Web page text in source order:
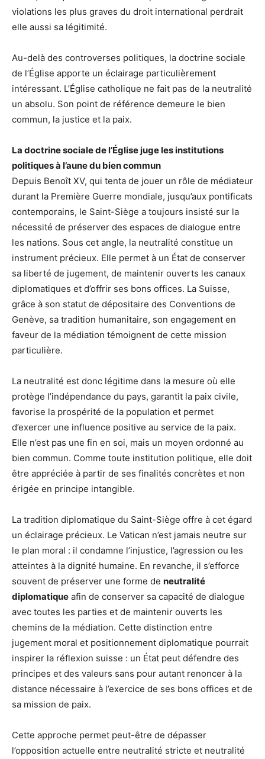
violations les plus graves du droit international perdrait
elle aussi sa légitimité.
Au-delà des controverses politiques, la doctrine sociale
de l’Église apporte un éclairage particulièrement
intéressant. L’Église catholique ne fait pas de la neutralité
un absolu. Son point de référence demeure le bien
commun, la justice et la paix.
La doctrine sociale de l’Église juge les institutions
politiques à l’aune du bien commun
Depuis Benoît XV, qui tenta de jouer un rôle de médiateur
durant la Première Guerre mondiale, jusqu’aux pontificats
contemporains, le Saint-Siège a toujours insisté sur la
nécessité de préserver des espaces de dialogue entre
les nations. Sous cet angle, la neutralité constitue un
instrument précieux. Elle permet à un État de conserver
sa liberté de jugement, de maintenir ouverts les canaux
diplomatiques et d’offrir ses bons offices. La Suisse,
grâce à son statut de dépositaire des Conventions de
Genève, sa tradition humanitaire, son engagement en
faveur de la médiation témoignent de cette mission
particulière.
La neutralité est donc légitime dans la mesure où elle
protège l’indépendance du pays, garantit la paix civile,
favorise la prospérité de la population et permet
d’exercer une influence positive au service de la paix.
Elle n’est pas une fin en soi, mais un moyen ordonné au
bien commun. Comme toute institution politique, elle doit
être appréciée à partir de ses finalités concrètes et non
érigée en principe intangible.
La tradition diplomatique du Saint-Siège offre à cet égard
un éclairage précieux. Le Vatican n’est jamais neutre sur
le plan moral : il condamne l’injustice, l’agression ou les
atteintes à la dignité humaine. En revanche, il s’efforce
souvent de préserver une forme de neutralité
diplomatique afin de conserver sa capacité de dialogue
avec toutes les parties et de maintenir ouverts les
chemins de la médiation. Cette distinction entre
jugement moral et positionnement diplomatique pourrait
inspirer la réflexion suisse : un État peut défendre des
principes et des valeurs sans pour autant renoncer à la
distance nécessaire à l’exercice de ses bons offices et de
sa mission de paix.
Cette approche permet peut-être de dépasser
l’opposition actuelle entre neutralité stricte et neutralité